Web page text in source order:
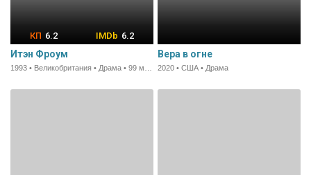
6.2 6.2
Итэн Фроум Вера в огне
2020 • США • Драма